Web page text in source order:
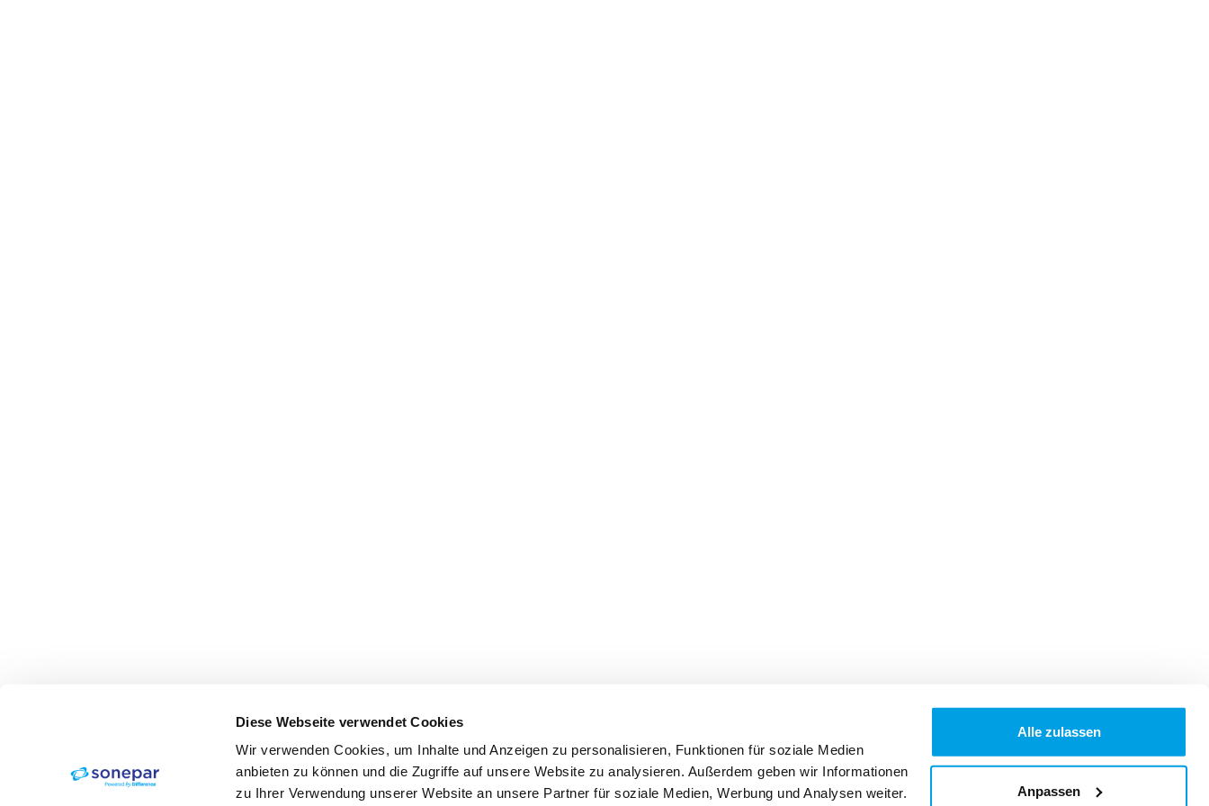
Diese Webseite verwendet Cookies
Wir verwenden Cookies, um Inhalte und Anzeigen zu personalisieren, Funktionen für soziale Medien
anbieten zu können und die Zugriffe auf unsere Website zu analysieren. Außerdem geben wir Informationen
zu Ihrer Verwendung unserer Website an unsere Partner für soziale Medien, Werbung und Analysen weiter.
Alle zulassen
Anpassen